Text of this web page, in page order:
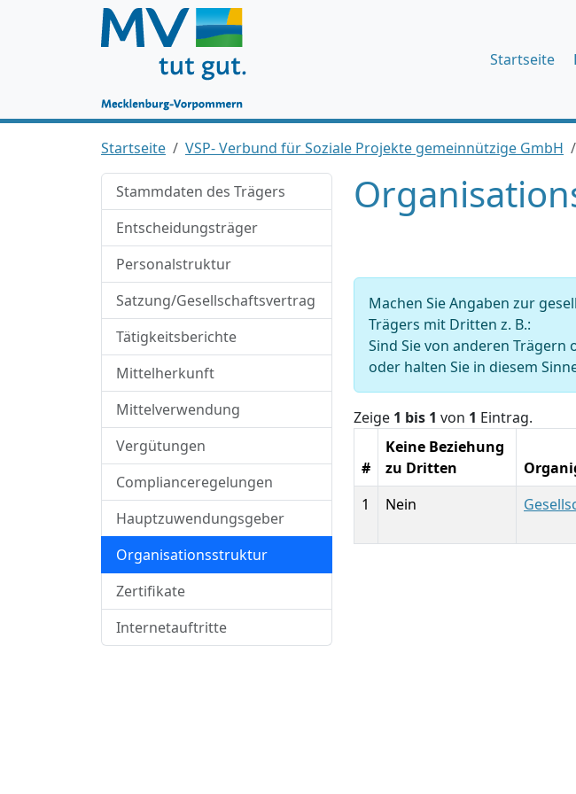
Startseite
Startseite VSP- Verbund für Soziale Projekte gemeinnützige GmbH
Stammdaten des Trägers
Entscheidungsträger
Personalstruktur
Satzung/Gesellschaftsvertrag
Tätigkeitsberichte
Mittelherkunft
Mittelverwendung
Vergütungen
Complianceregelungen
Hauptzuwendungsgeber
Organisationsstruktur
Zertifikate
Internetauftritte
Machen Sie Angaben zur
Trägers mit Dritten z. B.:
Sind Sie von anderen
oder halten Sie in diesem
Zeige 1 bis 1 von 1 Eintrag.
#
Keine Beziehung
zu Dritten
1
Nein